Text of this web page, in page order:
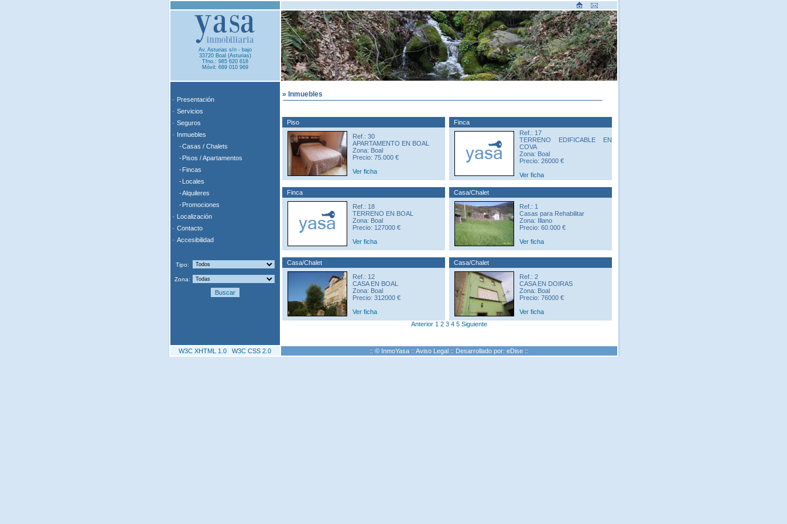
Av. Asturias s/n - bajo
33720 Boal (Asturias)
Tfno.: 985 620 618
Móvil: 689 010 969
· Presentación
· Servicios
· Seguros
· Inmuebles
-Casas / Chalets
- Pisos / Apartamentos
- Fincas
- Locales
-Alquileres
- Promociones
· Localización
· Contacto
· Accesibilidad
Tipo:
Zona:
» Inmuebles
Piso
Ref.: 30
APARTAMENTO EN BOAL
Zona: Boal
Precio: 75.000 €
Ver ficha
Finca
Ref.: 17
TERRENO EDIFICABLE EN
COVA
Zona: Boal
Precio: 26000 €
Ver ficha
Finca
Ref.: 18
TERRENO EN BOAL
Zona: Boal
Precio: 127000 €
Ver ficha
Casa/Chalet
Ref.: 1
Casas para Rehabilitar
Zona: Illano
Precio: 60.000 €
Ver ficha
Casa/Chalet
Ref.: 12
CASA EN BOAL
Zona: Boal
Precio: 312000 €
Ver ficha
Casa/Chalet
Ref.: 2
CASA EN DOIRAS
Zona: Boal
Precio: 76000 €
Ver ficha
Anterior 1 2 3 4 5 Siguiente
W3C XHTML 1.0 W3C CSS 2.0 :: © InmoYasa :: Aviso Legal :: Desarrollado por: eDise ::